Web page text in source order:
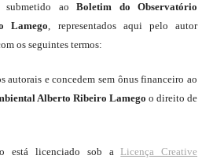
submetido aoBoletim do Observatório
Lamego, representados aqui pelo autor
os seguintes termos:
autorais e concedem sem ônus financeiro ao
Alberto Ribeiro Lamegoo direito de
está licenciado sob a Licença Creative